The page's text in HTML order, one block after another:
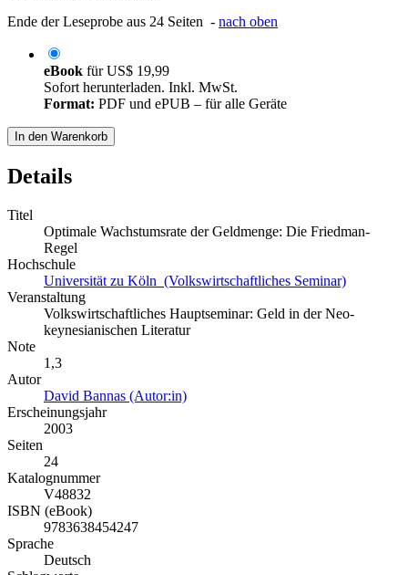
Ende der Leseprobe aus 24 Seiten - nach oben
eBook fürUS$ 19,99
Sofort herunterladen. Inkl. MwSt.
Format: PDF und ePUB – für alle Geräte
In den Warenkorb
Details
Titel
Optimale Wachstumsrate der Geldmenge: Die Friedman-
Regel
Hochschule
Universität zu Köln (Volkswirtschaftliches Seminar)
Veranstaltung
Volkswirtschaftliches Hauptseminar: Geld in der Neo-
keynesianischen Literatur
Note
1,3
Autor
David Bannas (Autor:in)
Erscheinungsjahr
2003
Seiten
24
Katalognummer
V48832
ISBN (eBook)
9783638454247
Sprache
Deutsch